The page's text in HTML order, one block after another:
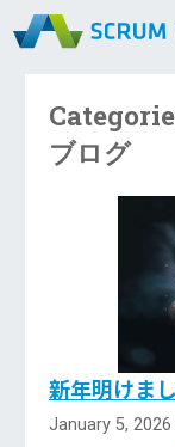
ブログ
新年明けま
January 5, 2026